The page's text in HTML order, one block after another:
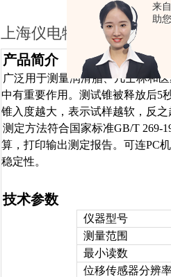
来
助
上海仪电物光WZR-2 锥入
产品简介
广泛用于测量润滑脂、凡士林和
中有重要作用。测试锥被释放后5
锥入度越大，表示试样越软，反之
测定方法符合国家标准GB/T 269-
算，打印输出测定报告。可连PC
稳定性。
技术参数
仪器型号
测量范围
最小读数
位移传感器分辨